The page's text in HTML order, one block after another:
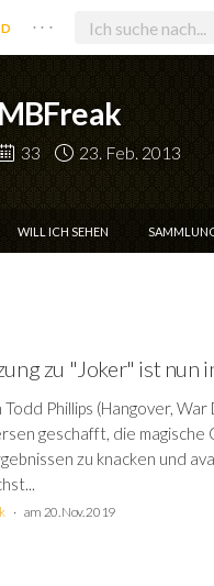
. . .
MBFreak
33 23. Feb. 2013
WILL ICH SEHEN
zu "Joker" ist nun
Todd Phillips (Hangover,
geschafft, die magische
zu knacken und
am 20. Nov. 2019